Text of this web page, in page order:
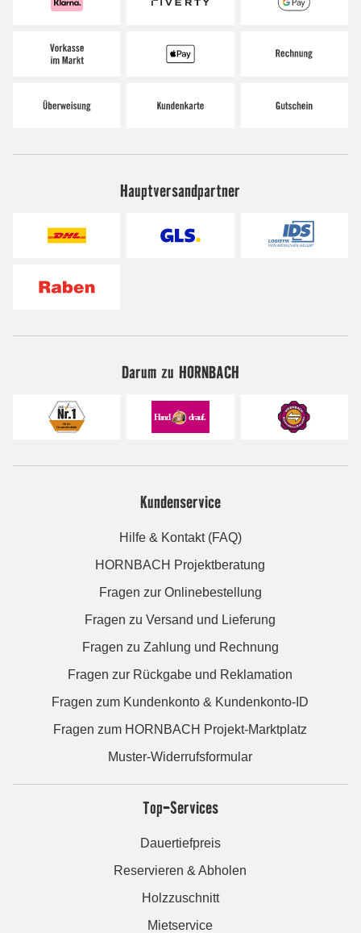
Hauptversandpartner
Darum zu HORNBACH
Kundenservice
Hilfe & Kontakt (FAQ)
HORNBACH Projektberatung
Fragen zur Onlinebestellung
Fragen zu Versand und Lieferung
Fragen zu Zahlung und Rechnung
Fragen zur Rückgabe und Reklamation
Fragen zum Kundenkonto & Kundenkonto-ID
Fragen zum HORNBACH Projekt-Marktplatz
Muster-Widerrufsformular
Top-Services
Dauertiefpreis
Reservieren & Abholen
Holzzuschnitt
Mietservice